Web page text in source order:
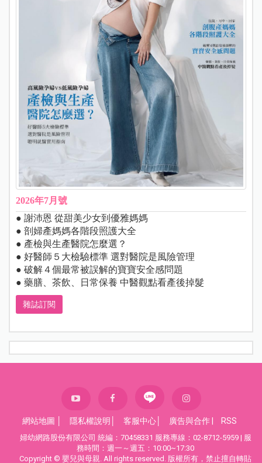
2026年7月號
● 謝沛恩 從甜美少女到優雅媽媽
● 剖婦產媽媽各階段照護大全
● 產檢與生產醫院怎麼選？
● 好醫師５大檢驗標準 選對醫院是風險管理
● 破解４個最常被誤解的寶寶安全感問題
● 藥膳、茶飲、日常保養 中醫觀點看產後掉髮
雜誌訂閱
網站地圖 隱私權說明 客服中心 廣告與合作 RSS
婦幼網路股份有限公司 統編：70458331 服務專線：02-8712-5959 | 服
務時間：週一～週五：10:00~17:30
Copyright © 嬰兒與母親. All rights reserved. 版權所有，禁止擅自轉貼